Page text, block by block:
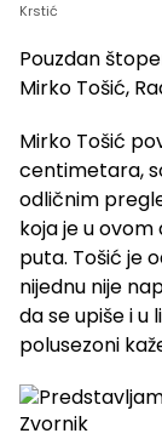
Krstić
Pouzdan
Mirko Tošić,
Mirko Tošić
centimetara,
odličnim
koja je u
puta. Tošić je
nijednu nije
da se upiše i u
polusezoni